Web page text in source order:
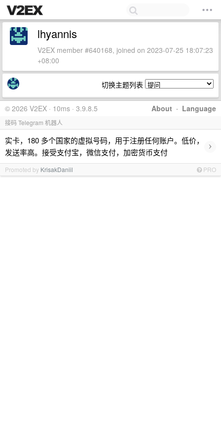
lhyannis
V2EX member #640168, joined on 2023-07-25 18:07:23
+08:00
切换主题列表
About · Language
© 2026 V2EX · 10ms · 3.9.8.5
接码 Telegram 机器人
实卡，180 多个国家的虚拟号码，用于注册任何账户。低价，
发送率高。接受支付宝，微信支付，加密货币支付
›
Promoted by KrisakDaniil PRO